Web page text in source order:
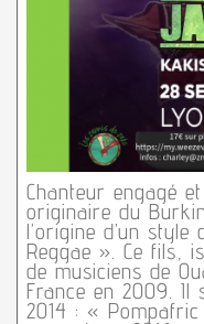
Chanteur engagé
originaire du
l’origine d’un style
Reggae ». Ce fils,
de musiciens de
France en 2009. Il
2014 : «